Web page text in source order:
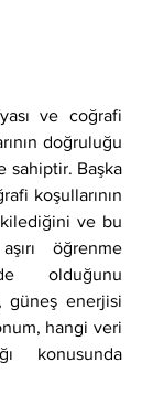
doğruluğu
sahiptir. Başka
koşullarının
ve bu
öğrenme
olduğunu
güneş enerjisi
hangi veri
konusunda